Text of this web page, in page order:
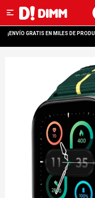

¡ENVÍO GRATIS EN MILES DE